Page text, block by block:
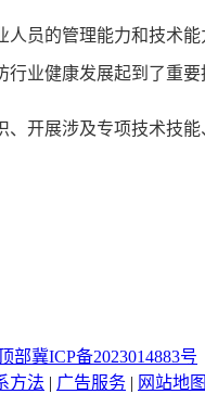
员的管理能力和技术
业健康发展起到了重要
开展涉及专项技术技
部冀ICP备2023014883号
方法 | 广告服务 | 网站地图